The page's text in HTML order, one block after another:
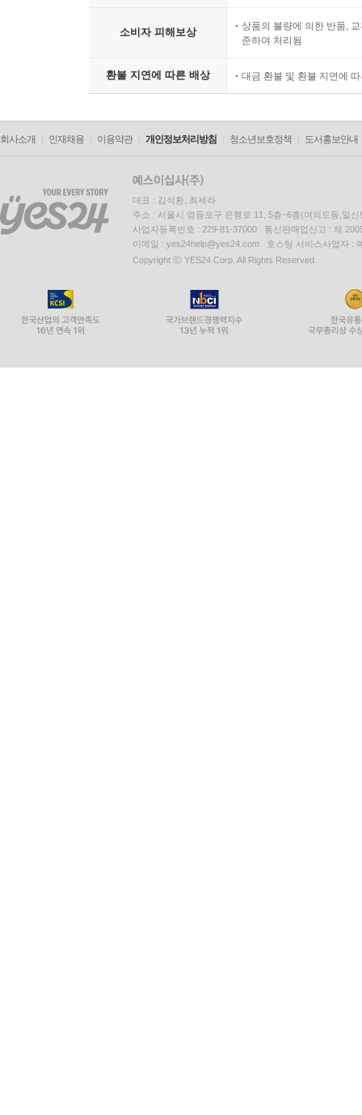
소비자 피해보상
상품의 불량에 의한 반품,
준하여 처리됨
환불 지연에 따른 배상 대금 환불 및 환불 지연에
회사소개 인재채용 이용약관 개인정보처리방침 청소년보호정책 도서홍보안내
대표 : 김석환, 최세라
주소 : 서울시 영등포구 은행로 11, 5층~6층(여의도동,일신
사업자등록번호 : 229-81-37000 통신판매업신고 : 제
이메일 : yes24help@yes24.com 호스팅 서비스사업자 :
Copyright ⓒ YES24 Corp. All Rights Reserved.